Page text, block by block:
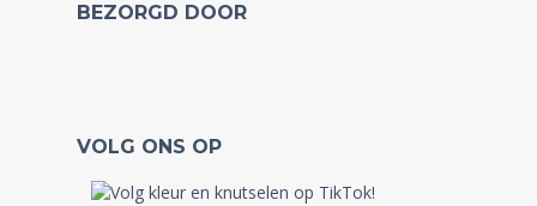
BEZORGD DOOR
VOLG ONS OP